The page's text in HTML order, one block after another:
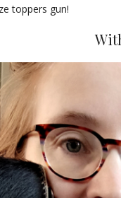
toppers gun!